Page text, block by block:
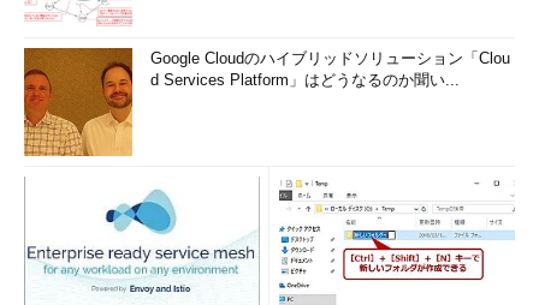
Google Cloudのハイブリッドソリューション「Clou
d Services Platform」はどうなるのか聞い...